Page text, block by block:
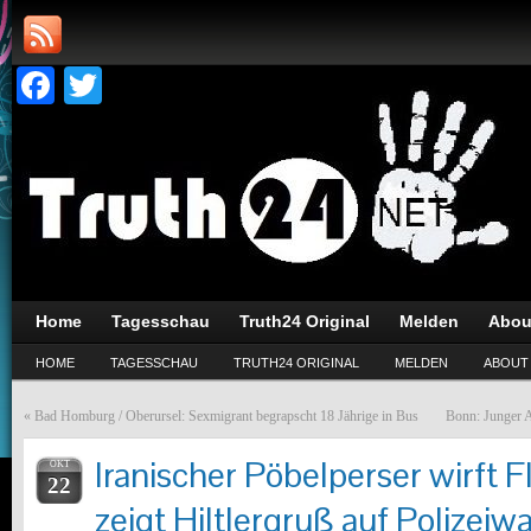
Facebook
Home Tagesschau Truth24 Original Melden
HOME TAGESSCHAU TRUTH24 ORIGINAL MELDEN ABOUT
« Bad Homburg / Oberursel: Sexmigrant begrapscht 18 Jährige in Bus Bonn: Junger
OKT
22
Iranischer Pöbelperser wirft
zeigt Hiltlergruß auf